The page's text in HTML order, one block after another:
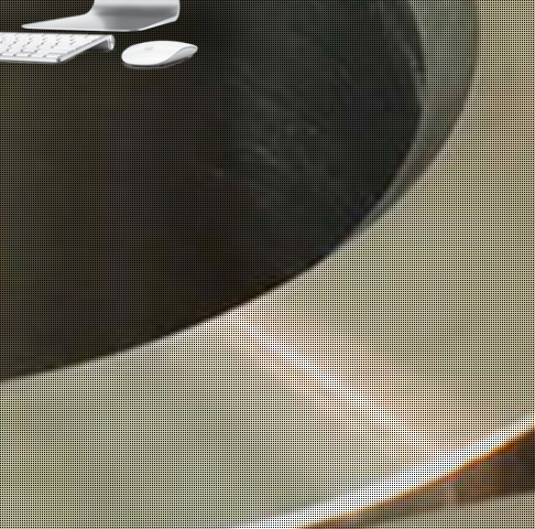
SIGUENOS EN: